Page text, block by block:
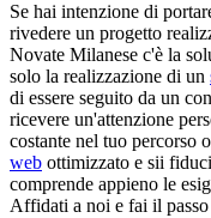
Se hai intenzione di
rivedere un progetto
Novate Milanese c'è la
solo la realizzazione di un
di essere seguito da un
ricevere un'attenzione
costante nel tuo percorso
web ottimizzato e sii
comprende appieno le
Affidati a noi e fai il